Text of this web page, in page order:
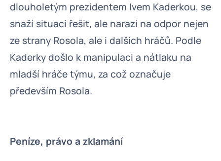
dlouholetým prezidentem Ivem Kaderkou, se
snaží situaci řešit, ale narazí na odpor nejen
ze strany Rosola, ale i dalších hráčů. Podle
Kaderky došlo k manipulaci a nátlaku na
mladší hráče týmu, za což označuje
především Rosola.
Peníze, právo a zklamání